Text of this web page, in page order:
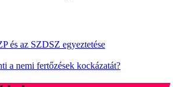
és az SZDSZ egyeztetése
a nemi fertőzések kockázatát?